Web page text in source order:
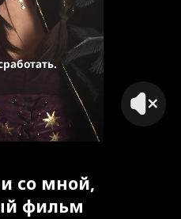
со мной,
фильм